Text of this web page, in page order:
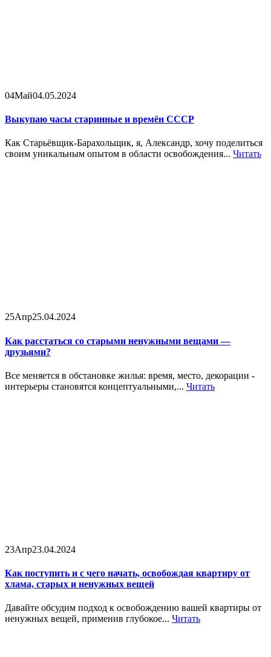
04Май04.05.2024
Выкупаю часы старинные и времён СССР
Как Старьёвщик-Барахольщик, я, Александр, хочу поделиться
своим уникальным опытом в области освобождения... Читать
25Апр25.04.2024
Как расстаться со старыми ненужными вещами —
друзьями?
Все меняется в обстановке жилья: время, место, декорации -
интерьеры становятся концептуальными,... Читать
23Апр23.04.2024
Как поступить и с чего начать, освобождая квартиру от
хлама, старых и ненужных вещей
Давайте обсудим подход к освобождению вашей квартиры от
ненужных вещей, применив глубокое... Читать